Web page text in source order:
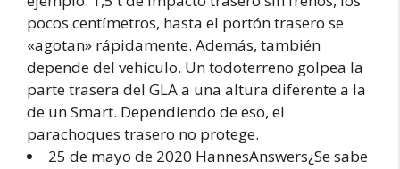
pocos centímetros, hasta el portón trasero se
«agotan» rápidamente. Además, también
depende del vehículo. Un todoterreno golpea la
parte trasera del GLA a una altura diferente a la
de un Smart. Dependiendo de eso, el
parachoques trasero no protege.
25 de mayo de 2020 HannesAnswers¿Se sabe